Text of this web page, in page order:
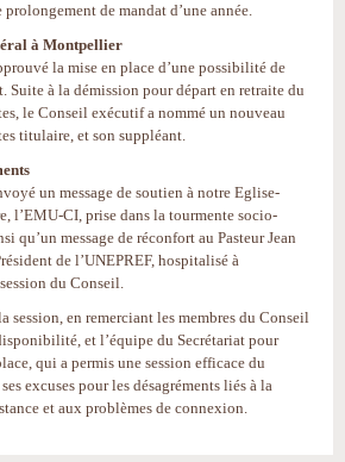
de mandat d’une année.
à Montpellier
la mise en place d’une possibilité de
Suite à la démission pour départ en retraite du
le Conseil exécutif a nommé un nouveau
titulaire, et son suppléant.
un message de soutien à notre Eglise-
l’EMU-CI, prise dans la tourmente socio-
qu’un message de réconfort au Pasteur Jean
de l’UNEPREF, hospitalisé à
du Conseil.
session, en remerciant les membres du Conseil
et l’équipe du Secrétariat pour
qui a permis une session efficace du
excuses pour les désagréments liés à la
et aux problèmes de connexion.